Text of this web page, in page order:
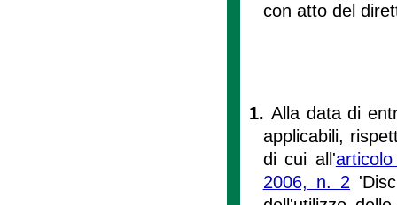
con atto del
1. Alla data di
applicabili,
di cui all'
2006, n. 2